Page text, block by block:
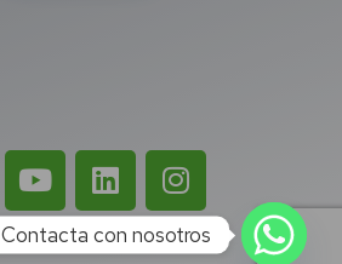
Contacta con nosotros